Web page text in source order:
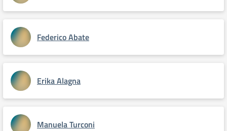
Federico Abate
Erika Alagna
Manuela Turconi